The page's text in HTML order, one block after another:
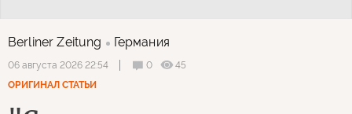
Berliner Zeitung Германия
06 августа 2026 22:54 0
45
ОРИГИНАЛ СТАТЬИ